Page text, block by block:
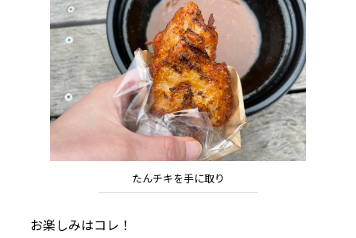
たんチキを手に取り
お楽しみはコレ！